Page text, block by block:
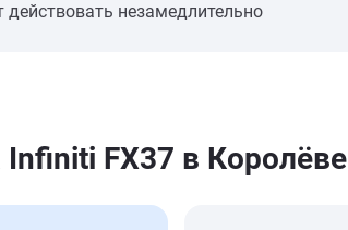
незамедлительно
FX37 в Королёве